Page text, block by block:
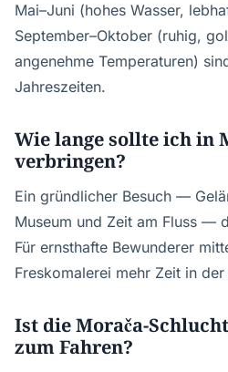
Mai–Juni (hohes Wasser,
September–Oktober (ruhig,
angenehme Temperaturen)
Jahreszeiten.
Wie lange sollte ich in
verbringen?
Ein gründlicher Besuch —
Museum und Zeit am Fluss —
Für ernsthafte Bewunderer
Freskomalerei mehr Zeit in
Ist die Morača-
zum Fahren?